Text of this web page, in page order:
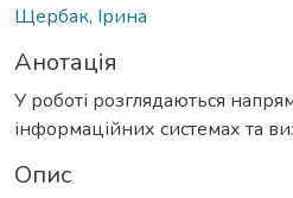
Щербак, Ірина
Анотація
У роботі розглядаються
інформаційних системах та
Опис